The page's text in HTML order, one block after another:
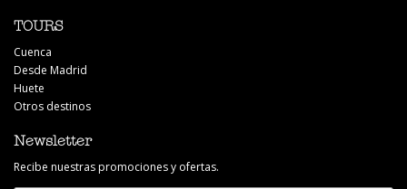
Rebeca Girado
TOURS
Cuenca
Desde Madrid
Huete
Otros destinos
Newsletter
Recibe nuestras promociones y ofertas.